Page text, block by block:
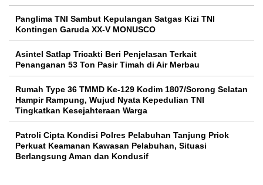
Panglima TNI Sambut Kepulangan Satgas Kizi TNI
Kontingen Garuda XX-V MONUSCO
Asintel Satlap Tricakti Beri Penjelasan Terkait
Penanganan 53 Ton Pasir Timah di Air Merbau
Rumah Type 36 TMMD Ke-129 Kodim 1807/Sorong Selatan
Hampir Rampung, Wujud Nyata Kepedulian TNI
Tingkatkan Kesejahteraan Warga
Patroli Cipta Kondisi Polres Pelabuhan Tanjung Priok
Perkuat Keamanan Kawasan Pelabuhan, Situasi
Berlangsung Aman dan Kondusif